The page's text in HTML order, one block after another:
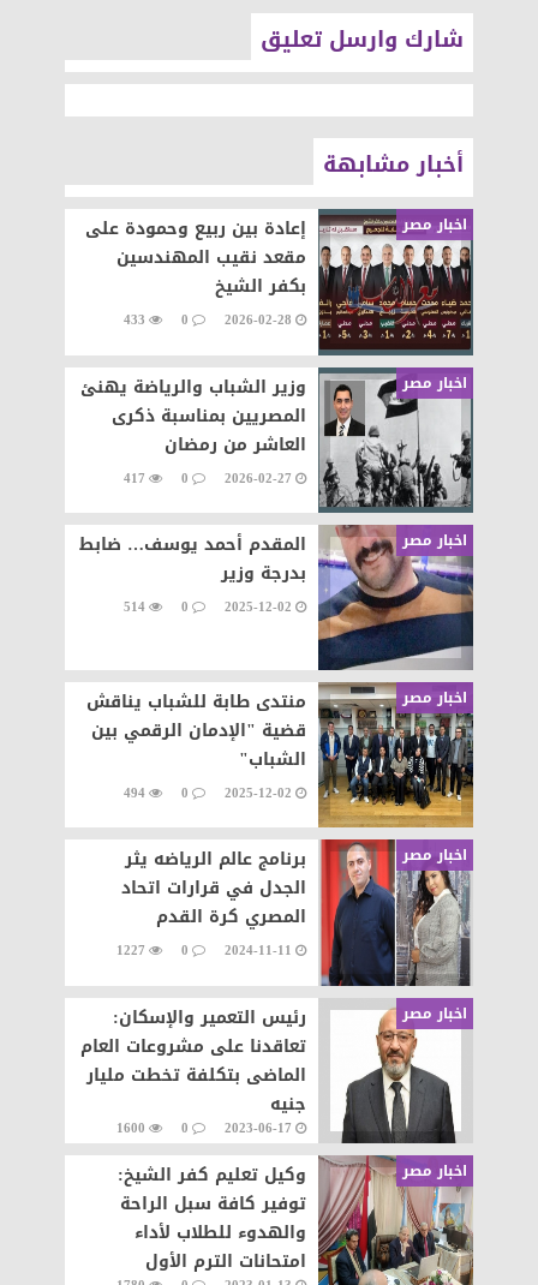
شارك وارسل تعليق
أخبار مشابهة
اخبار مصر
إعادة بين ربيع وحمودة على
مقعد نقيب المهندسين
بكفر الشيخ
2026-02-28
0
433
اخبار مصر
وزير الشباب والرياضة يهنئ
المصريين بمناسبة ذكرى
العاشر من رمضان
2026-02-27
0
417
اخبار مصر
المقدم أحمد يوسف… ضابط
بدرجة وزير
2025-12-02
0
514
اخبار مصر
منتدى طابة للشباب يناقش
قضية "الإدمان الرقمي بين
الشباب"
2025-12-02
0
494
اخبار مصر
برنامج عالم الرياضه يثر
الجدل في قرارات اتحاد
المصري كرة القدم
2024-11-11
0
1227
اخبار مصر
رئيس التعمير والإسكان:
تعاقدنا على مشروعات العام
الماضى بتكلفة تخطت مليار
جنيه
2023-06-17
0
1600
اخبار مصر
وكيل تعليم كفر الشيخ:
توفير كافة سبل الراحة
والهدوء للطلاب لأداء
امتحانات الترم الأول